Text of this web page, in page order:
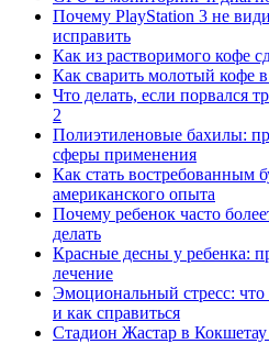
Почему PlayStation 3 не
исправить
Как из растворимого кофе
Как сварить молотый кофе
Что делать, если порвался
2
Полиэтиленовые бахилы:
сферы применения
Как стать востребованным
американского опыта
Почему ребенок часто
делать
Красные десны у ребенка:
лечение
Эмоциональный стресс:
и как справиться
Стадион Жастар в